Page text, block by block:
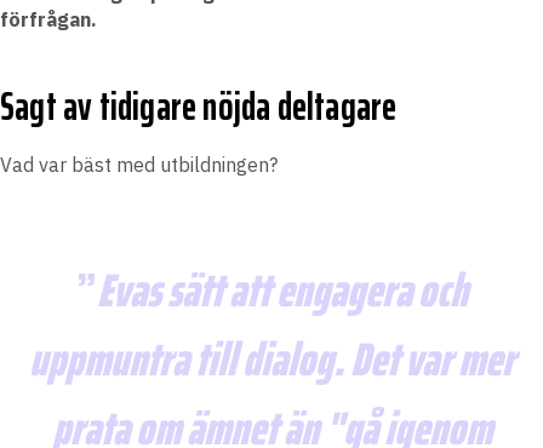
förfrågan.
Sagt av tidigare nöjda deltagare
Vad var bäst med utbildningen?
Evas sätt att engagera och
uppmuntra till dialog. Det var mer
prata om ämnet än "gå igenom